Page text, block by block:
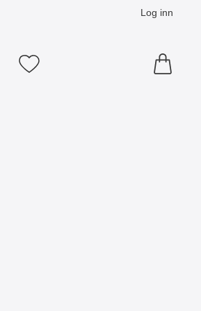
Log inn
Mine favoritter